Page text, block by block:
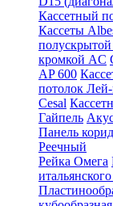
Кассетный
Кассеты
кромкой AC
AP 600
потолок
Cesal
Гайпель
Панель
Реечный
Рейка Омега